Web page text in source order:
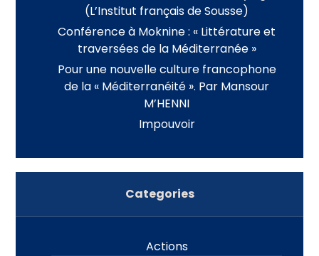
(L’Institut français de Sousse)
Conférence à Moknine : « Littérature et
traversées de la Méditerranée »
Pour une nouvelle culture francophone
de la « Méditerranéité ». Par Mansour
M’HENNI
Impouvoir
Categories
Actions